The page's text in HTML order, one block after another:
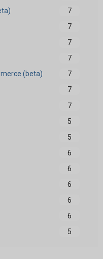
7
7
7
7
(beta)
7
7
7
5
5
6
6
6
6
6
5